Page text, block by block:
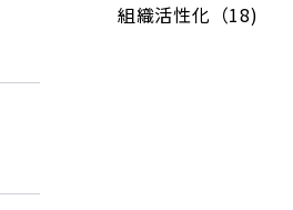
組織活性化（18)